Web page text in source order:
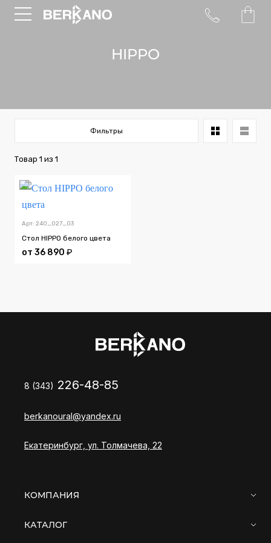
HIPPO
Товар 1 из 1
Фильтры
Арт: 240_027_03
Стол HIPPO белого цвета
от 36 890 ₽
8 (343) 226-48-85
berkanoural@yandex.ru
Екатеринбург, ул. Толмачева, 22
КОМПАНИЯ
КАТАЛОГ